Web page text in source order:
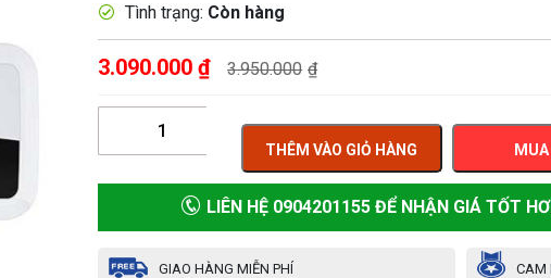
Tình trạng: Còn hàng
3.090.000 ₫ 3.950.000 ₫
THÊM VÀO GIỎ HÀNG
LIÊN HỆ 0904201155 ĐỂ NHẬN GIÁ TỐT
GIAO HÀNG MIỄN PHÍ CAM